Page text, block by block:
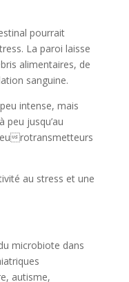
pourrait
La paroi laisse
alimentaires, de
sanguine.
intense, mais
peu jusqu’au
rotransmetteurs
au stress et une
microbiote dans
autisme,